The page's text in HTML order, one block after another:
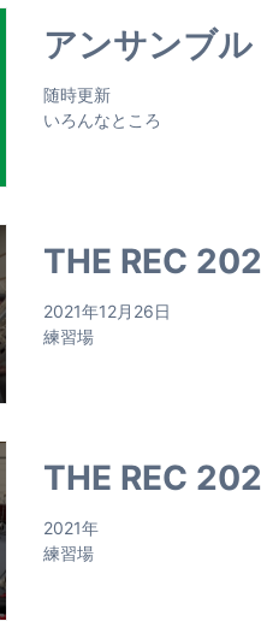
アンサンブル
随時更新
いろんなところ
THE REC
2021年12月26日
練習場
THE REC
2021年
練習場